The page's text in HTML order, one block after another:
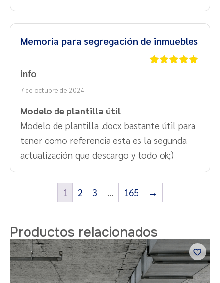
Memoria para segregación de inmuebles
info
7 de octubre de 2024
Modelo de plantilla útil
Modelo de plantilla .docx bastante útil para
tener como referencia esta es la segunda
actualización que descargo y todo ok;)
1 2 3 … 165 →
Productos relacionados